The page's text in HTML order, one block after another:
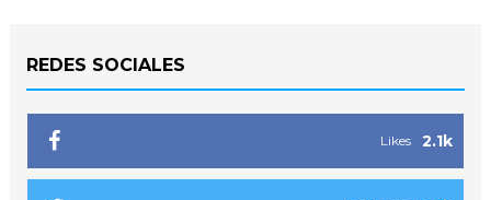
REDES SOCIALES
2.1k
Likes